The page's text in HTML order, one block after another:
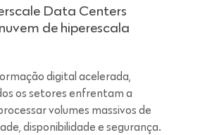
Data Centers
de hiperescala
digital acelerada,
os setores enfrentam a
volumes massivos de
disponibilidade e segurança.